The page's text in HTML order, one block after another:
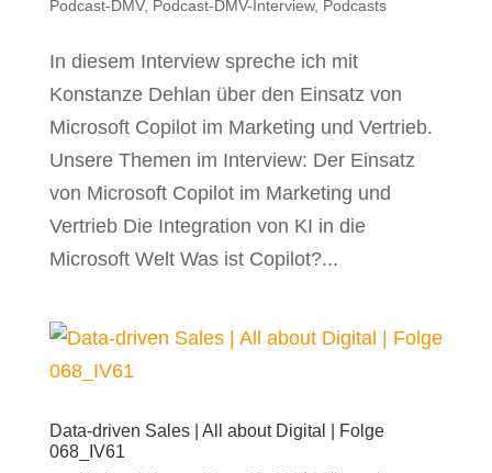
Podcast-DMV, Podcast-DMV-Interview, Podcasts
In diesem Interview spreche ich mit
Konstanze Dehlan über den Einsatz von
Microsoft Copilot im Marketing und Vertrieb.
Unsere Themen im Interview: Der Einsatz
von Microsoft Copilot im Marketing und
Vertrieb Die Integration von KI in die
Microsoft Welt Was ist Copilot?...
Data-driven Sales | All about Digital | Folge
068_IV61